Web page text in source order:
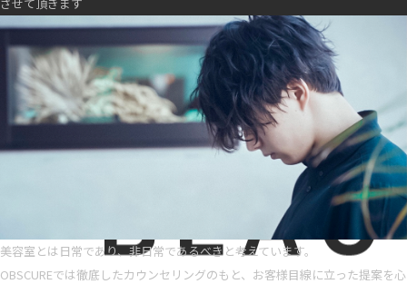
させて頂きます
美容室とは日常であり、非日常であるべきと考えています。
OBSCUREでは徹底したカウンセリングのもと、お客様目線に立った提案を心